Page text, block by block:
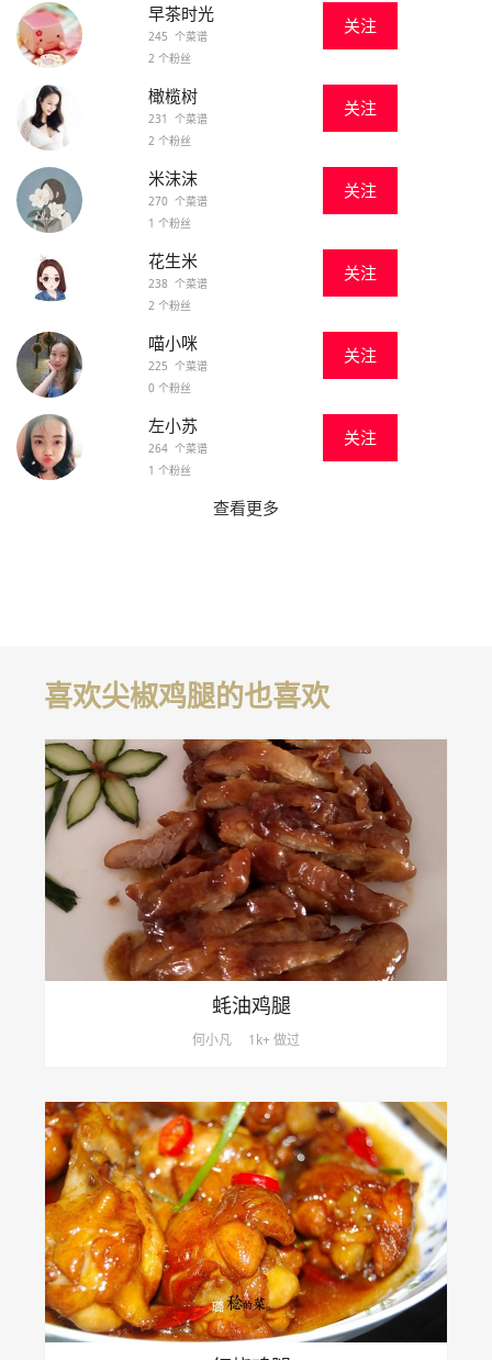
早茶时光
245 个菜谱
2 个粉丝
关注
橄榄树
231 个菜谱
2 个粉丝
关注
米沫沫
270 个菜谱
1 个粉丝
关注
花生米
238 个菜谱
2 个粉丝
关注
喵小咪
225 个菜谱
0 个粉丝
关注
左小苏
264 个菜谱
1 个粉丝
关注
查看更多
喜欢尖椒鸡腿的也喜欢
蚝油鸡腿
何小凡 1k+ 做过